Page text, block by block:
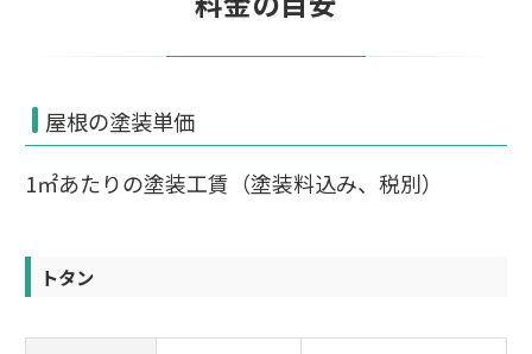
屋根の塗装単価
1㎡あたりの塗装工賃（塗装料込み、税別）
トタン